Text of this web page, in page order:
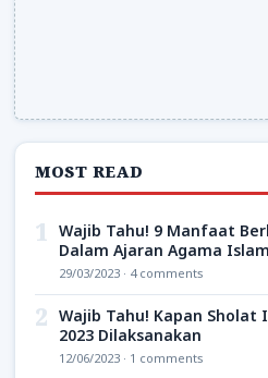
MOST READ
1 Wajib Tahu! 9 Manfaat
Dalam Ajaran Agama Islam
29/03/2023 · 4 comments
2 Wajib Tahu! Kapan Sholat
2023 Dilaksanakan
12/06/2023 · 1 comments